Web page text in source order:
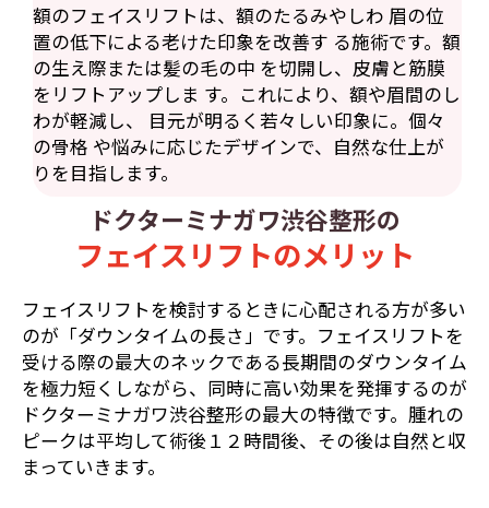
額のフェイスリフトは、額のたるみやしわ 眉の位
置の低下による老けた印象を改善す る施術です。額
の生え際または髪の毛の中 を切開し、皮膚と筋膜
をリフトアップしま す。これにより、額や眉間のし
わが軽減し、 目元が明るく若々しい印象に。個々
の骨格 や悩みに応じたデザインで、自然な仕上が
りを目指します。
ドクターミナガワ渋谷整形の
フェイスリフトのメリット
フェイスリフトを検討するときに心配される方が多い
のが「ダウンタイムの長さ」です。フェイスリフトを
受ける際の最大のネックである長期間のダウンタイム
を極力短くしながら、同時に高い効果を発揮するのが
ドクターミナガワ渋谷整形の最大の特徴です。腫れの
ピークは平均して術後１２時間後、その後は自然と収
まっていきます。